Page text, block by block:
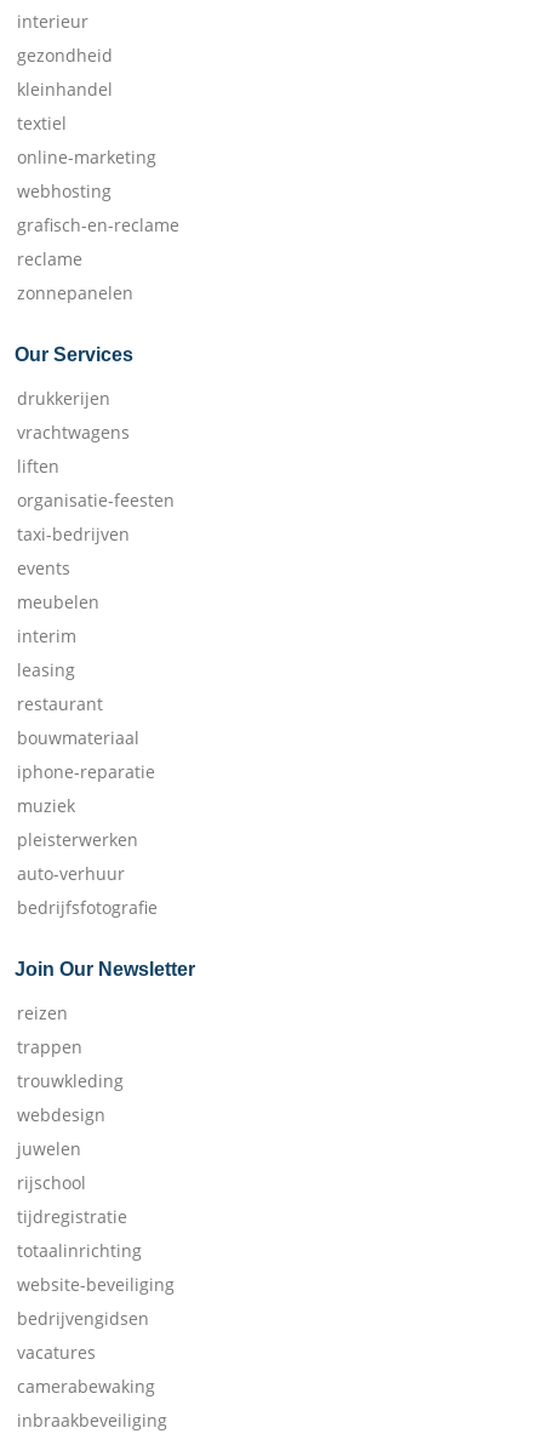
interieur
gezondheid
kleinhandel
textiel
online-marketing
webhosting
grafisch-en-reclame
reclame
zonnepanelen
Our Services
drukkerijen
vrachtwagens
liften
organisatie-feesten
taxi-bedrijven
events
meubelen
interim
leasing
restaurant
bouwmateriaal
iphone-reparatie
muziek
pleisterwerken
auto-verhuur
bedrijfsfotografie
Join Our Newsletter
reizen
trappen
trouwkleding
webdesign
juwelen
rijschool
tijdregistratie
totaalinrichting
website-beveiliging
bedrijvengidsen
vacatures
camerabewaking
inbraakbeveiliging